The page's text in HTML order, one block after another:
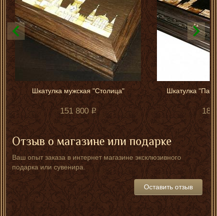
Шкатулка мужская "Столица"
151 800
Шкатулка
180
Отзыв о магазине или подарке
Ваш опыт заказа в интернет магазине эксклюзивного
подарка или сувенира.
Оставить отзыв